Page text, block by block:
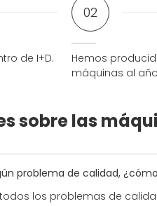
de I+D.
02
Hemos
máquinas al
sobre las
problema de calidad,
los problemas de